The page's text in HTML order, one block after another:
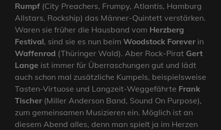
Rumpf (City Preachers, Frumpy, Atlantis, Hamburg
Allstars, Rockship) das Männer-Quintett verstärken.
Waren sie früher die Hausband vom Herzberg
Festival, sind sie es nun beim Woodstock Foreverin
Waffenrod (Thüringer Wald). Aber Rock-Pirat Gert
Lange ist immer für Überraschungen gut und lädt
auch schon mal zusätzliche Kumpels, beispielsweise
Tasten-Virtuose und Langzeit-Weggefährte Frank
Tischer(Miller Anderson Band, Sound On Purpose),
zum gemeinsamen Musizieren ein. Möglich ist an
diesem Abend alles, denn man spielt ja im Herzen